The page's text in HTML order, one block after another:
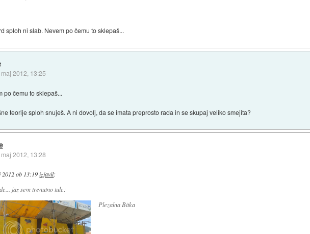
sploh ni slab. Nevem po čemu to sklepaš...
2012, 13:25
po čemu to sklepaš...
teorije sploh snuješ. A ni dovolj, da se imata preprosto rada in se skupaj veliko smejita?
2012, 13:28
2012 ob 13:19 izjavil:
jaz sem trenutno tule:
Plezalna Bitka